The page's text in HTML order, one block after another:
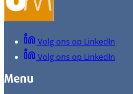
Volg ons op LinkedIn
Volg ons op LinkedIn
Menu